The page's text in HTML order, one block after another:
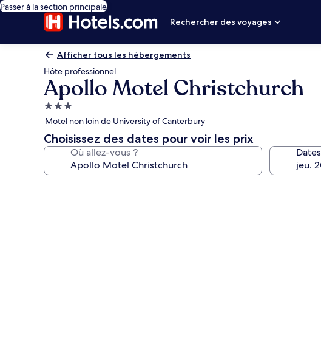
Passer à la section principale
Rechercher des voyages
Afficher tous les hébergements
Hôte professionnel
Apollo Motel Christchurch
Hébergement
3.0 étoiles
Motel non loin de University of Canterbury
Choisissez des dates pour voir les prix
Où allez-vous ? Dates